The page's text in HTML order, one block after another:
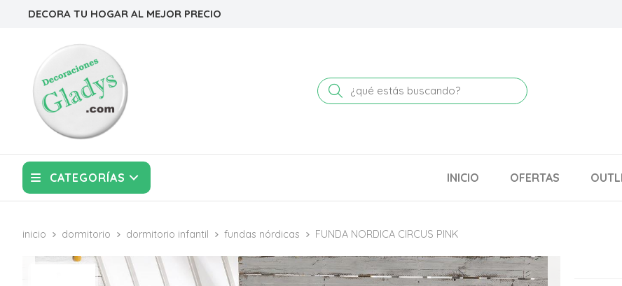
DECORA TU HOGAR AL MEJOR PRECIO
Buscar
CATEGORÍAS INICIO OFERTAS
inicio dormitorio dormitorio infantil fundas nórdicas FUNDA NORDICA CIRCUS PINK